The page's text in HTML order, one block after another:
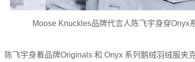
Moose Knuckles品牌代言人陈飞宇身穿Onyx
陈飞宇身着品牌Originals 和 Onyx 系列鹅绒羽绒服夹